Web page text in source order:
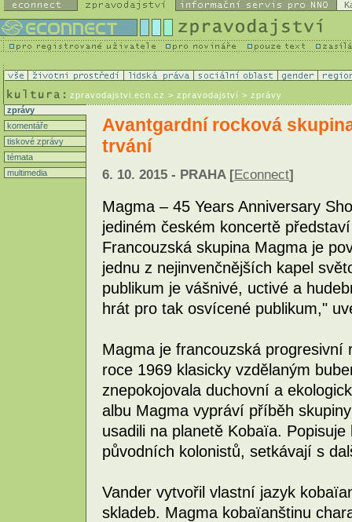
zpravodajstvi.ecn.cz > zpravodajství > zprávy
zprávy
komentáře
tiskové zprávy
témata
multimedia
Avantgardní rocková
trvání
6. 10. 2015 - PRAHA [Econnect]
Magma – 45 Years Anniversary
jediném českém koncertě
Francouzská skupina Magma je
jednu z nejinvenčnějších kapel
publikum je vášnivé, uctivé a
hrát pro tak osvícené publikum,"
Magma je francouzská
roce 1969 klasicky vzdělaným
znepokojovala duchovní a
albu Magma vypráví příběh
usadili na planetě Kobaïa.
původních kolonistů, setkávají s
Vander vytvořil vlastní jazyk
skladeb. Magma kobaïanštinu